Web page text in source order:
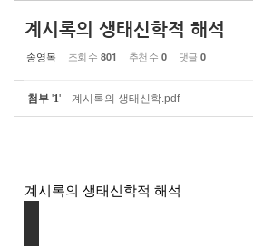
계시록의 생태신학적 해석
송영목 조회 수 801 추천 수 0 댓글 0
첨부 '1' 계시록의 생태신학.pdf
계시록의 생태신학적 해석